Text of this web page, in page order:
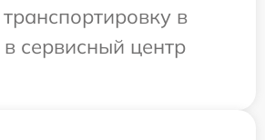
в
сервисный центр